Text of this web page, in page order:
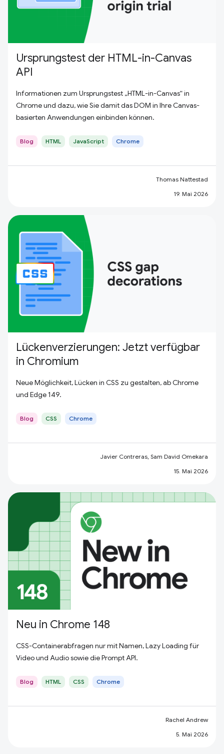
Ursprungstest der HTML-in-Canvas
API
Informationen zum Ursprungstest „HTML-in-Canvas“ in
Chrome und dazu, wie Sie damit das DOM in Ihre Canvas-
basierten Anwendungen einbinden können.
Blog HTML JavaScript Chrome
Thomas Nattestad
19. Mai 2026
Lückenverzierungen: Jetzt verfügbar
in Chromium
Neue Möglichkeit, Lücken in CSS zu gestalten, ab Chrome
und Edge 149.
Blog CSS Chrome
Javier Contreras, Sam David Omekara
15. Mai 2026
Neu in Chrome 148
CSS-Containerabfragen nur mit Namen, Lazy Loading für
Video und Audio sowie die Prompt API.
Blog HTML CSS Chrome
Rachel Andrew
5. Mai 2026